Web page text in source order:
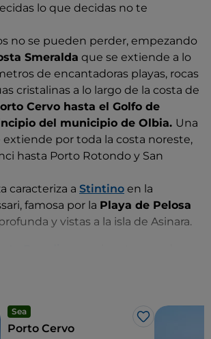
prístinos y playas
uno de los lugares más bellos del
Cala Luna, 800 metros de arena
se sumergen en el mar celeste. Un
otros aspectos,Barumini , hogar
pueblo nurágico de toda
con antiguas piedras volcánicas
lo que decidas no te
no se pueden perder, empezando
Smeralda que se extiende a lo
de encantadoras playas, rocas
cristalinas a lo largo de la costa de
Cervo hasta el Golfo de
del municipio de Olbia. Una
extiende por toda la costa noreste,
hasta Porto Rotondo y San
caracteriza a Stintino en la
famosa por la Playa de Pelosa
y vistas a la isla de Asinara.
centro de Castelsardo e
habitada dentro del magnífico
del Archipiélago de la
Sea
Me gusta
Porto Cervo